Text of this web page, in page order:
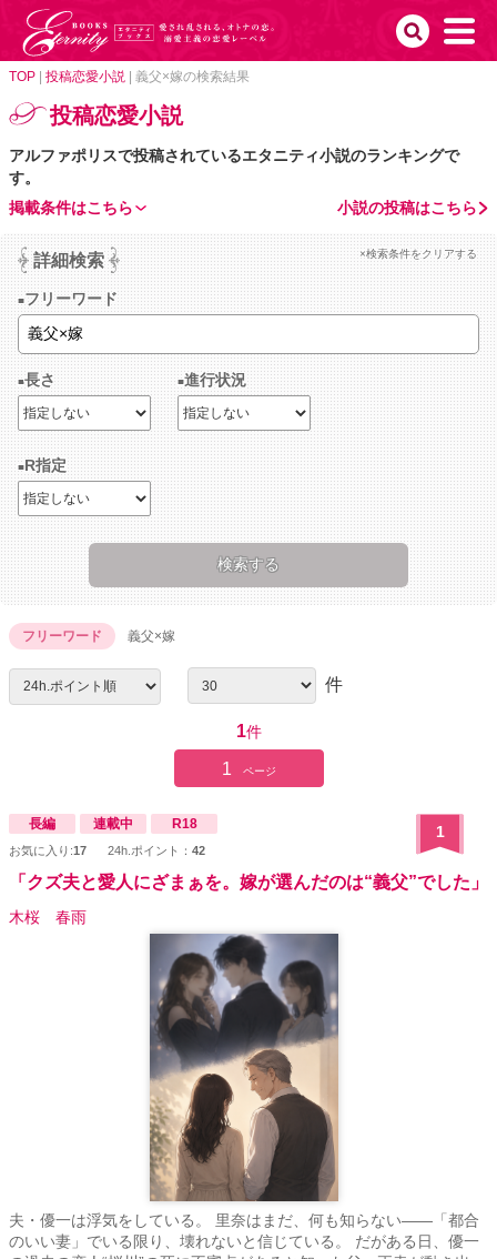
TOP 投稿恋愛小説 義父×嫁の検索結果
投稿恋愛小説
アルファポリスで投稿されているエタニティ小説のランキングで
す。
小説の投稿はこちら
掲載条件はこちら
詳細検索 ×検索条件をクリアする
フリーワード
長さ 進行状況
R指定
フリーワード 義父×嫁
件
1件
1 ページ
長編 連載中 R18
お気に入り:17 24h.ポイント： 42
1
「クズ夫と愛人にざまぁを。嫁が選んだのは“義父”でした」
木桜 春雨
夫・優一は浮気をしている。 里奈はまだ、何も知らない――「都合
のいい妻」でいる限り、壊れないと信じている。 だがある日、優一